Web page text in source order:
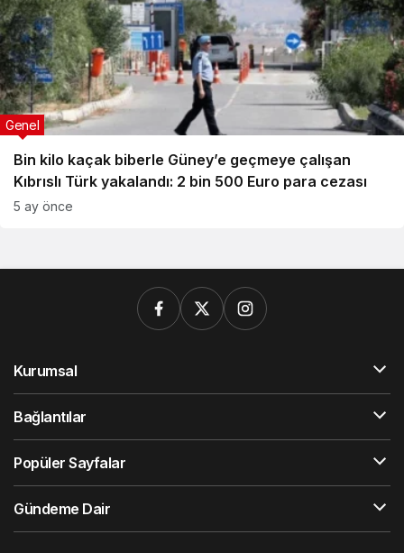
Bin kilo kaçak biberle Güney’e geçmeye çalışan
Kıbrıslı Türk yakalandı: 2 bin 500 Euro para cezası
Genel
5 ay önce
Kurumsal
Bağlantılar
Popüler Sayfalar
Gündeme Dair